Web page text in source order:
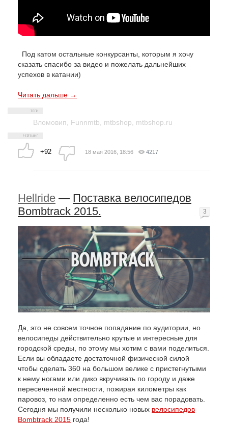
Под катом остальные конкурсанты, которым я хочу
сказать спасибо за видео и пожелать дальнейших
успехов в катании)
Читать дальше →
Вломовип Funnmtb mtbshop mtbshop.ru
+92 18 мая 2016, 18:56 4217
Hellride — Поставка велосипедов
Bombtrack 2015.
Да, это не совсем точное попадание по аудитории, но
велосипеды действительно крутые и интересные для
городской среды, по этому мы хотим с вами поделиться.
Если вы обладаете достаточной физической силой
чтобы сделать 360 на большом велике с пристегнутыми
к нему ногами или дико вкручивать по городу и даже
пересеченной местности, пожирая километры как
паровоз, то нам определенно есть чем вас порадовать.
Cегодня мы получили несколько новых велосипедов
Bombtrack 2015 года!
3